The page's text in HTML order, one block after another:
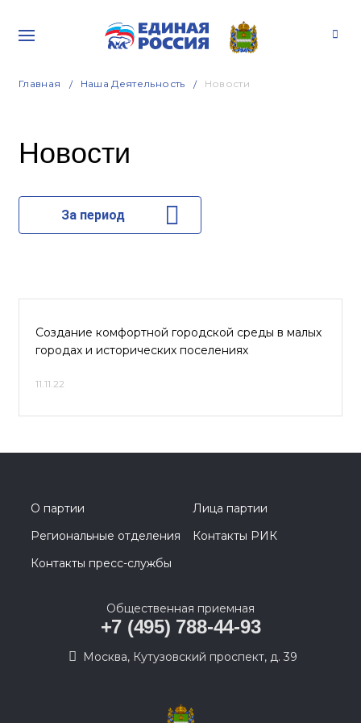
Главная Наша Деятельность Новости
Новости
За период
Создание комфортной городской среды в малых
городах и исторических поселениях
11.11.22
О партии
Лица партии
Региональные отделения
Контакты РИК
Контакты пресс-службы
Общественная приемная
+7 (495) 788-44-93
Москва, Кутузовский проспект, д. 39